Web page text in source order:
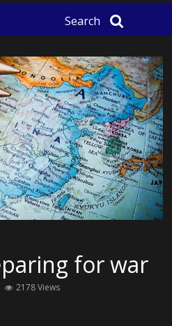
Search
for war
2178 Views